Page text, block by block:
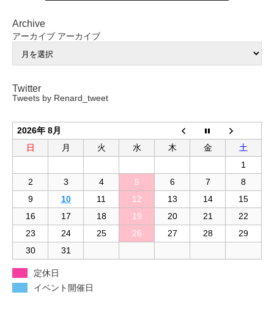
Archive
アーカイブ アーカイブ
Twitter
Tweets by Renard_tweet
2026年 8月
日
月 火 水 木 金
土
1
2
3 4 5 6 7
8
9
10 11 12 13 14
15
16
17 18 19 20 21
22
23
24 25 26 27 28
29
30
31
定休日
イベント開催日